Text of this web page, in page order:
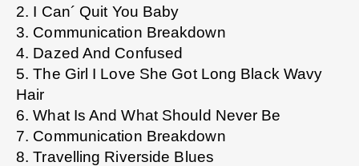
2. I Can´ Quit You Baby
3. Communication Breakdown
4. Dazed And Confused
5. The Girl I Love She Got Long Black Wavy
Hair
6. What Is And What Should Never Be
7. Communication Breakdown
8. Travelling Riverside Blues